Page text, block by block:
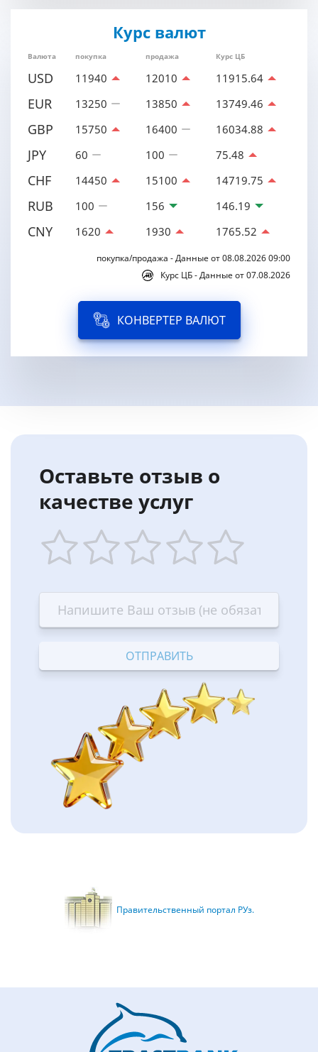
Курс валют
Валюта покупка продажа Курс ЦБ
USD 11940 12010 11915.64
EUR 13250 13850 13749.46
GBP 15750 16400 16034.88
JPY 60 100 75.48
CHF 14450 15100 14719.75
RUB 100 156 146.19
CNY 1620 1930 1765.52
покупка/продажа - Данные от 08.08.2026 09:00
Курс ЦБ - Данные от 07.08.2026
КОНВЕРТЕР ВАЛЮТ
Оставьте отзыв о
качестве услуг
star
Terrible
stars
—
Bad
stars
—
OK
stars
—
Good
stars
—
Excellent
Правительственный портал РУз.